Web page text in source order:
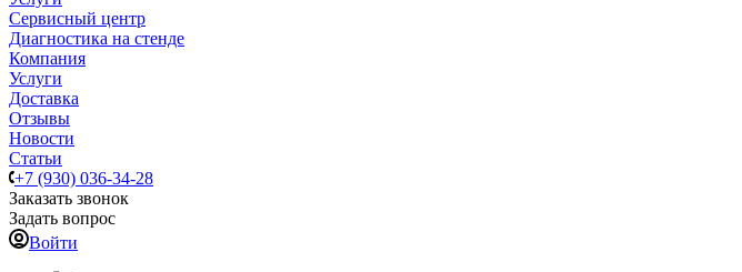
Сервисный центр
Диагностика на стенде
Компания
Услуги
Доставка
Отзывы
Новости
Статьи
+7 (930) 036-34-28
Заказать звонок
Задать вопрос
Войти